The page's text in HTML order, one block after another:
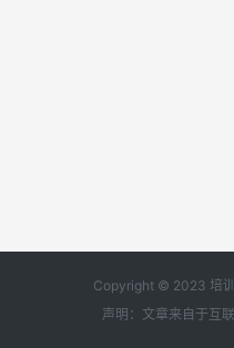
Copyright © 2023 培
声明：文章来自于互